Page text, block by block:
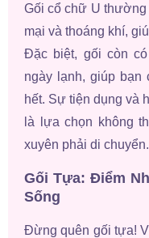
Gối cổ chữ U
mại và thoáng khí,
Đặc biệt, gối còn
ngày lạnh, giúp bạn
hết. Sự tiện dụng và
là lựa chọn không
xuyên phải di chuyển.
Gối Tựa: Điểm
Sống
Đừng quên gối tựa!